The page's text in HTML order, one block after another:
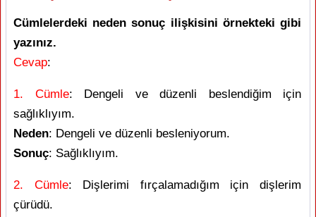
Cümlelerdeki neden sonuç ilişkisini örnekteki gibi
yazınız.
Cevap:
1. Cümle: Dengeli ve düzenli beslendiğim için
sağlıklıyım.
Neden: Dengeli ve düzenli besleniyorum.
Sonuç: Sağlıklıyım.
2. Cümle: Dişlerimi fırçalamadığım için dişlerim
çürüdü.